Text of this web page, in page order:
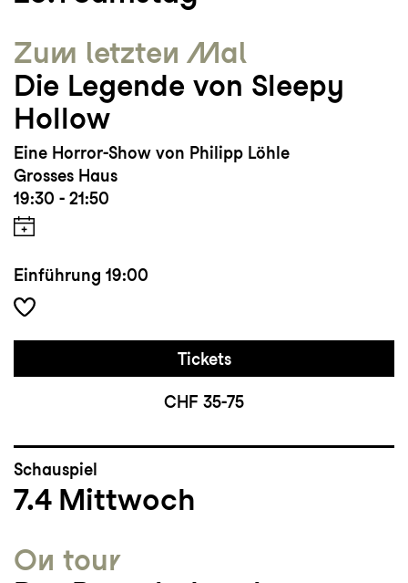
Zum letzten Mal
Die Legende von Sleepy
Hollow
Eine Horror-Show von Philipp Löhle
Grosses Haus
19:30 - 21:50
Einführung 19:00
Tickets
CHF 35-75
Schauspiel
7.4 Mittwoch
On tour